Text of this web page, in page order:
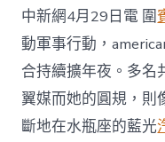
中新網4月29日電 圍
動軍事行動，
合持續擴年夜。多名
翼媒而她的圓規，則
斷地在水瓶座的藍光